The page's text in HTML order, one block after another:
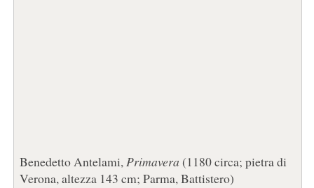
Benedetto Antelami,Primavera (1180 circa; pietra di
Verona, altezza 143 cm; Parma, Battistero)